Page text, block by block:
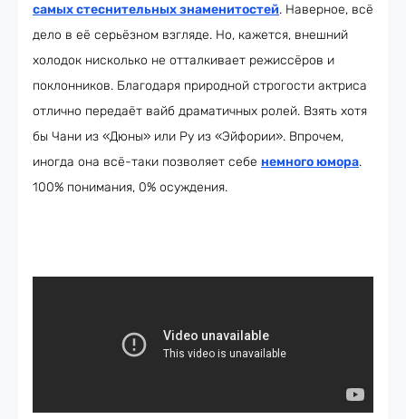
самых стеснительных знаменитостей. Наверное, всё
дело в её серьёзном взгляде. Но, кажется, внешний
холодок нисколько не отталкивает режиссёров и
поклонников. Благодаря природной строгости актриса
отлично передаёт вайб драматичных ролей. Взять хотя
бы Чани из «Дюны» или Ру из «Эйфории». Впрочем,
иногда она всё-таки позволяет себе немного юмора.
100% понимания, 0% осуждения.